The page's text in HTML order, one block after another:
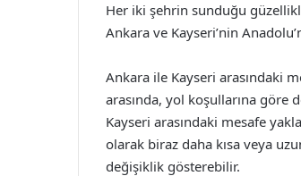
Her iki şehrin sunduğu
Ankara ve Kayseri’nin
Ankara ile Kayseri arasındaki
arasında, yol koşullarına göre
Kayseri arasındaki mesafe
olarak biraz daha kısa veya
değişiklik gösterebilir.